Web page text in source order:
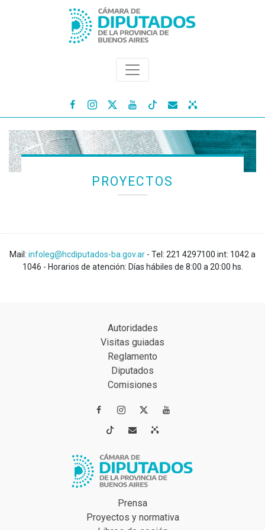
   
PROYECTOS
Mail: infoleg@hcdiputados-ba.gov.ar - Tel: 221 4297100 int: 1042 a
1046 - Horarios de atención: Días hábiles de 8:00 a 20:00 hs.
Autoridades
Visitas guiadas
Reglamento
Diputados
Comisiones
 
 
Prensa
Proyectos y normativa